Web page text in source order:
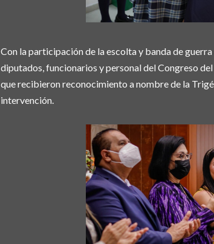
Con la participación de la escolta y banda de
diputados, funcionarios y personal del Congreso
que recibieron reconocimiento a nombre de la
intervención.